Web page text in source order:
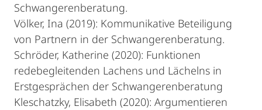
Schwangerenberatung.
Völker, Ina (2019): Kommunikative Beteiligung
von Partnern in der Schwangerenberatung.
Schröder, Katherine (2020): Funktionen
redebegleitenden Lachens und Lächelns in
Erstgesprächen der Schwangerenberatung
Kleschatzky, Elisabeth (2020): Argumentieren